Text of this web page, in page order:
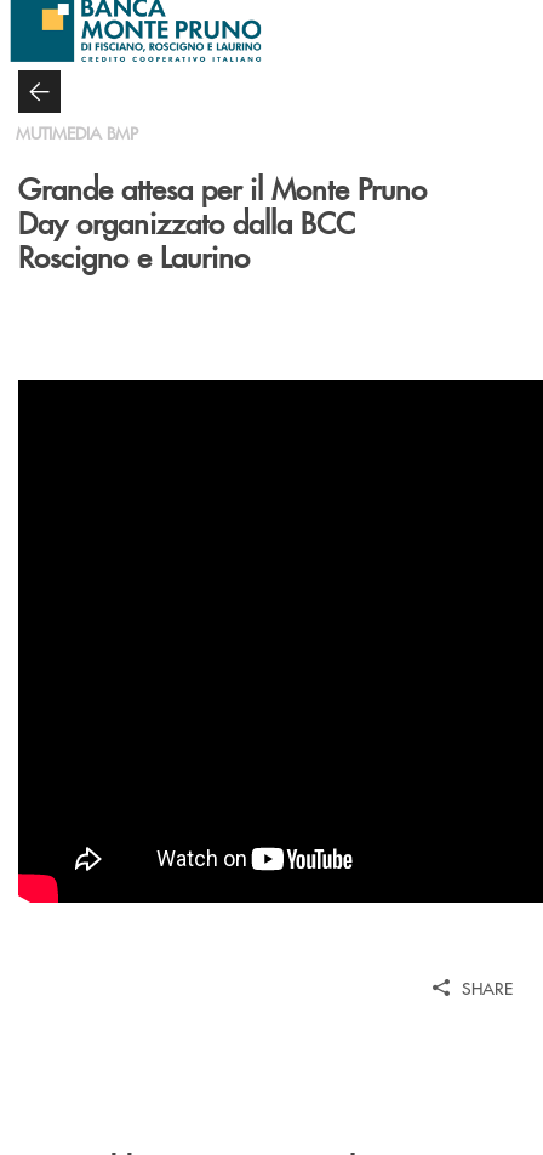
Salta al contenuto principale
MUTIMEDIA BMP
Grande attesa per il Monte Pruno
Day organizzato dalla BCC
Roscigno e Laurino
SHARE